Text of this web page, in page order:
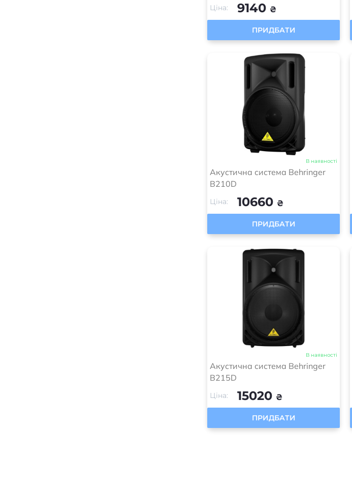
Ціна: 9140 ₴
ПРИДБАТИ
В наявності
Акустична система Behringer
B210D
Ціна: 10660 ₴
ПРИДБАТИ
В наявності
Акустична система Behringer
B215D
Ціна: 15020 ₴
ПРИДБАТИ